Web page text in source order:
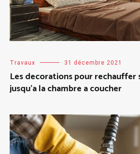
Travaux 31 décembre 2021
Les decorations pour
jusqu’a la chambre a coucher